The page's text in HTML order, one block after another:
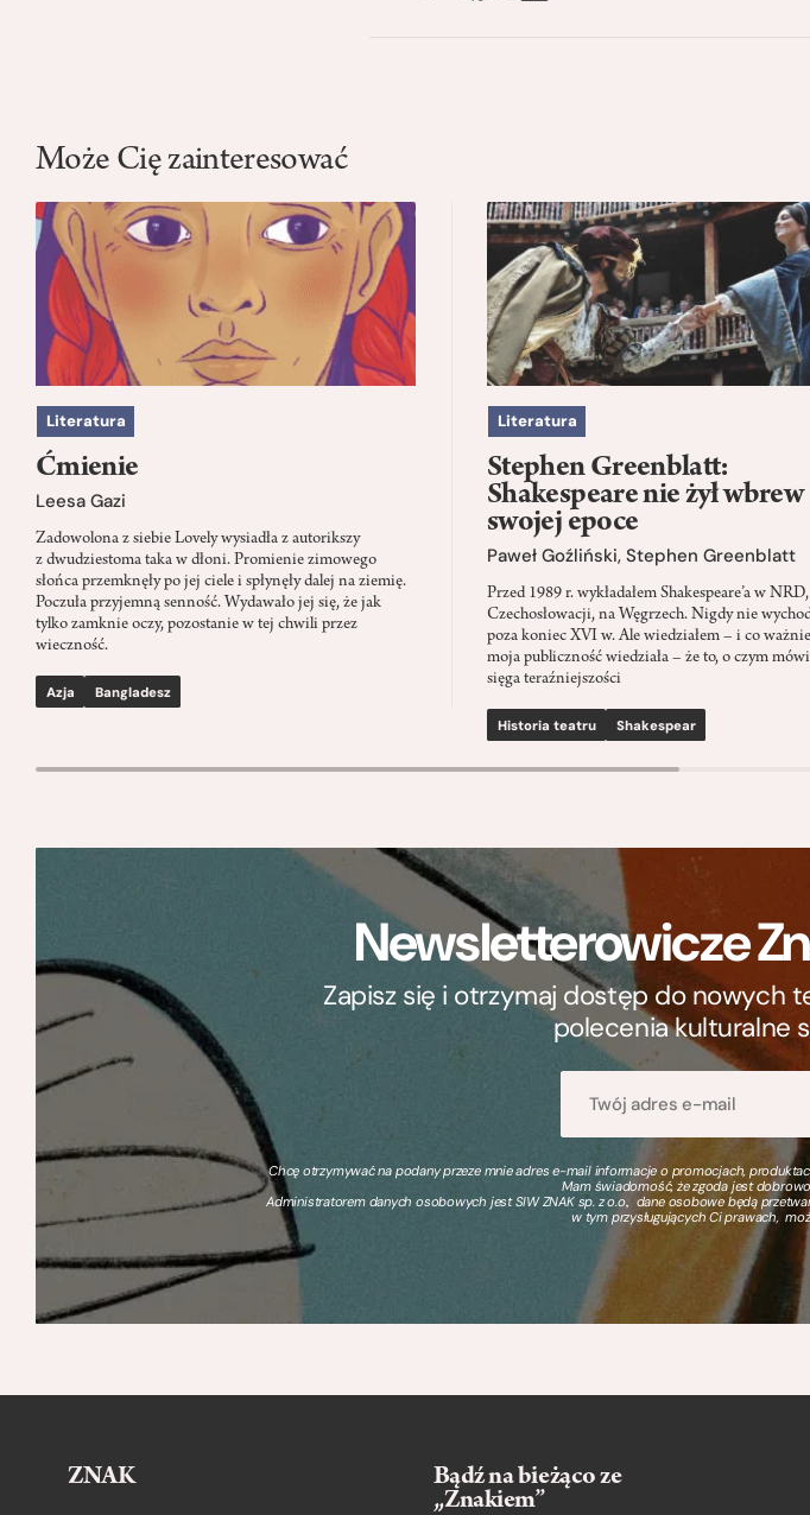
Może Cię zainteresować
Literatura
Ćmienie
Leesa Gazi
Zadowolona z siebie Lovely wysiadła z autorikszy
z dwudziestoma taka w dłoni. Promienie zimowego
słońca przemknęły po jej ciele i spłynęły dalej na ziemię.
Poczuła przyjemną senność. Wydawało jej się, że jak
tylko zamknie oczy, pozostanie w tej chwili przez
wieczność.
Azja Bangladesz
Literatura
Stephen Greenblatt:
Shakespeare nie żył wbrew
swojej epoce
Paweł Goźliński, Stephen Greenblatt
Przed 1989 r. wykładałem Shakespeare’a w NRD,
Czechosłowacji, na Węgrzech. Nigdy nie
poza koniec XVI w. Ale wiedziałem – i co
moja publiczność wiedziała – że to, o czym
sięga teraźniejszości
Historia teatru Shakespear
Newsletterowicze
Zapisz się i otrzymaj dostęp do nowych
polecenia kulturalne
Chcę otrzymywać na podany przeze mnie adres e-mail informacje o promocjach,
Mam świadomość, że zgoda jest
Administratorem danych osobowych jest SIW ZNAK sp. z o.o., dane osobowe będą
w tym przysługujących Ci prawach,
ZNAK
Bądź na bieżąco ze
„Znakiem”